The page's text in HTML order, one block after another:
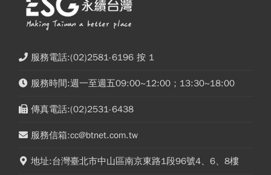
服務電話:(02)2581-6196 按 1
服務時間:週一至週五09:00~12:00；13:30~18:00
傳真電話:(02)2531-6438
服務信箱:cc@btnet.com.tw
地址:台灣臺北市中山區南京東路1段96號4、6、8樓